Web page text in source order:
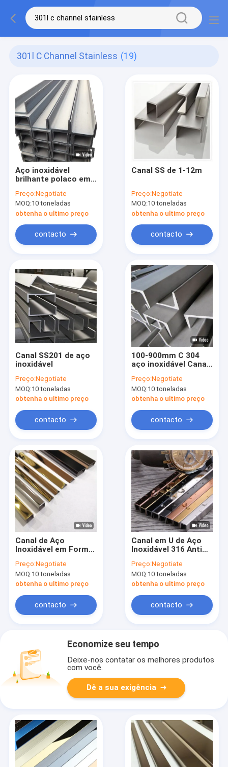
301l C Channel Stainless (19)
Aço inoxidável
brilhante polaco em
301L 201 445
Preço:Negotiate
MOQ:10 toneladas
obtenha o ultimo preço
contacto
Canal SS de 1-12m
Preço:Negotiate
MOQ:10 toneladas
obtenha o ultimo preço
contacto
Canal SS201 de aço
inoxidável
Preço:Negotiate
MOQ:10 toneladas
obtenha o ultimo preço
contacto
100-900mm C 304
aço inoxidável Canal
Preço:Negotiate
MOQ:10 toneladas
obtenha o ultimo preço
contacto
Canal de Aço
Inoxidável em Forma
Quente SS304 316
Preço:Negotiate
MOQ:10 toneladas
obtenha o ultimo preço
contacto
Canal em U de Aço
Inoxidável 316 Anti
Preço:Negotiate
MOQ:10 toneladas
obtenha o ultimo preço
contacto
Economize seu tempo
Deixe-nos contatar os melhores produtos
com você.
Dê a sua exigência